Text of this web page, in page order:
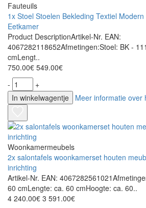
Fauteuils
1x Stoel Stoelen Bekleding Textiel
Eetkamer
Product DescriptionArtikel-Nr. EAN:
4067282118652Afmetingen:Stoel: BK -
cmLengt..
750.00€ 549.00€
-
+
In winkelwagentje
Meer informatie over
Woonkamermeubels
2x salontafels woonkamerset houten
inrichting
Artikel-Nr. EAN:
60 cmLengte: ca. 60 cmHoogte: ca. 60..
4 240.00€ 3 591.00€